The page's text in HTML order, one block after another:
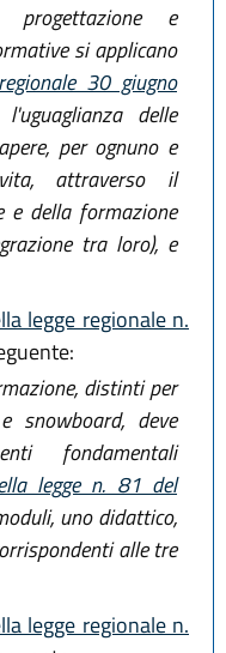
e
si applicano
30 giugno
delle
per ognuno e
attraverso il
e della formazione
tra loro), e
legge regionale n.
distinti per
snowboard, deve
fondamentali
legge n. 81 del
uno didattico,
alle tre
legge regionale n.